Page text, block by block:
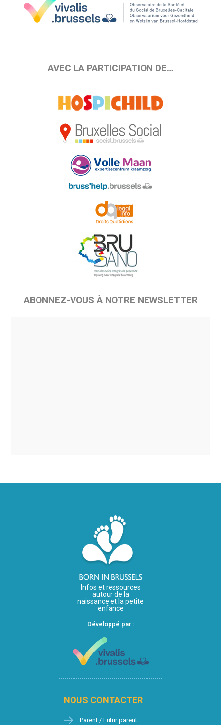
AVEC LA PARTICIPATION DE…
ABONNEZ-VOUS À NOTRE NEWSLETTER
Infos et ressources
autour de la
naissance et la petite
enfance
Développé par :
NOUS CONTACTER
Parent / Futur parent